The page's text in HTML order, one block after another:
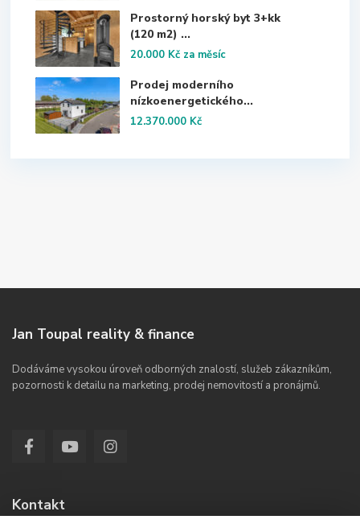
Prostorný horský byt 3+kk
(120 m2) ...
20.000 Kč za měsíc
Prodej moderního
nízkoenergetického...
12.370.000 Kč
Jan Toupal reality & finance
Dodáváme vysokou úroveň odborných znalostí, služeb zákazníkům,
pozornosti k detailu na marketing, prodej nemovitostí a pronájmů.
Kontakt